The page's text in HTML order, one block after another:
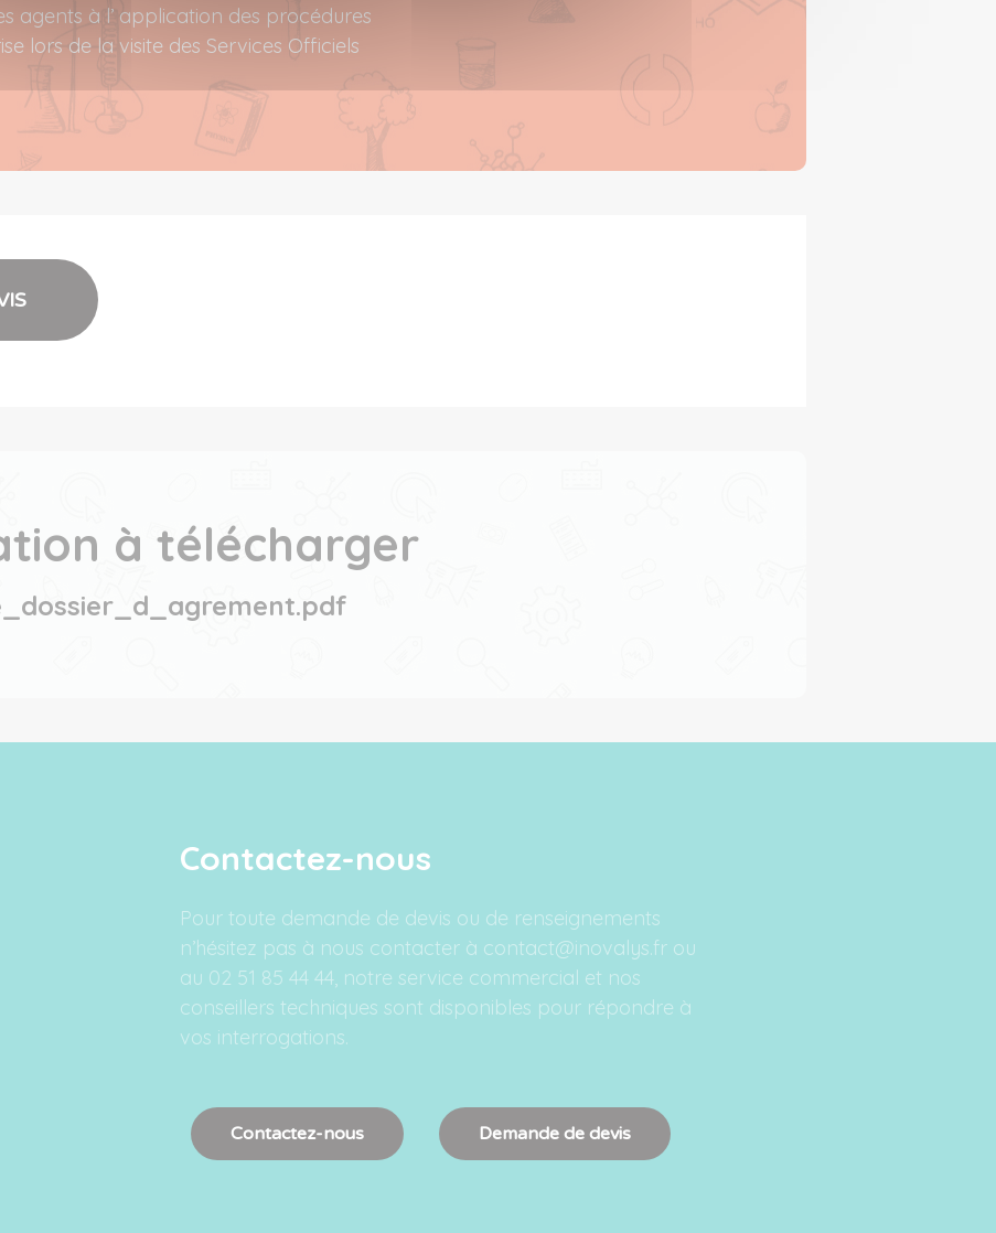
agents à l’ application des procédures
lors de la visite des Services Officiels
à télécharger
Contactez-nous
Pour toute demande de devis ou de renseignements
n’hésitez pas à nous contacter à contact@inovalys.fr ou
au 02 51 85 44 44, notre service commercial et nos
conseillers techniques sont disponibles pour répondre à
vos interrogations.
Contactez-nous Demande de devis